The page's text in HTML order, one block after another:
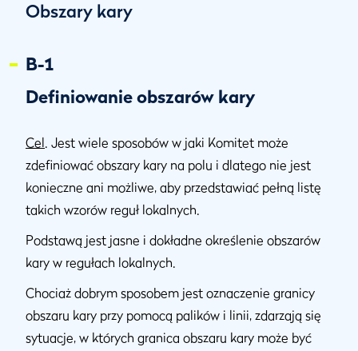
Obszary kary
B-1
Definiowanie obszarów kary
Cel. Jest wiele sposobów w jaki Komitet może
zdefiniować obszary kary na polu i dlatego nie jest
konieczne ani możliwe, aby przedstawiać pełną listę
takich wzorów reguł lokalnych.
Podstawą jest jasne i dokładne określenie obszarów
kary w regułach lokalnych.
Chociaż dobrym sposobem jest oznaczenie granicy
obszaru kary przy pomocą palików i linii, zdarzają się
sytuacje, w których granica obszaru kary może być